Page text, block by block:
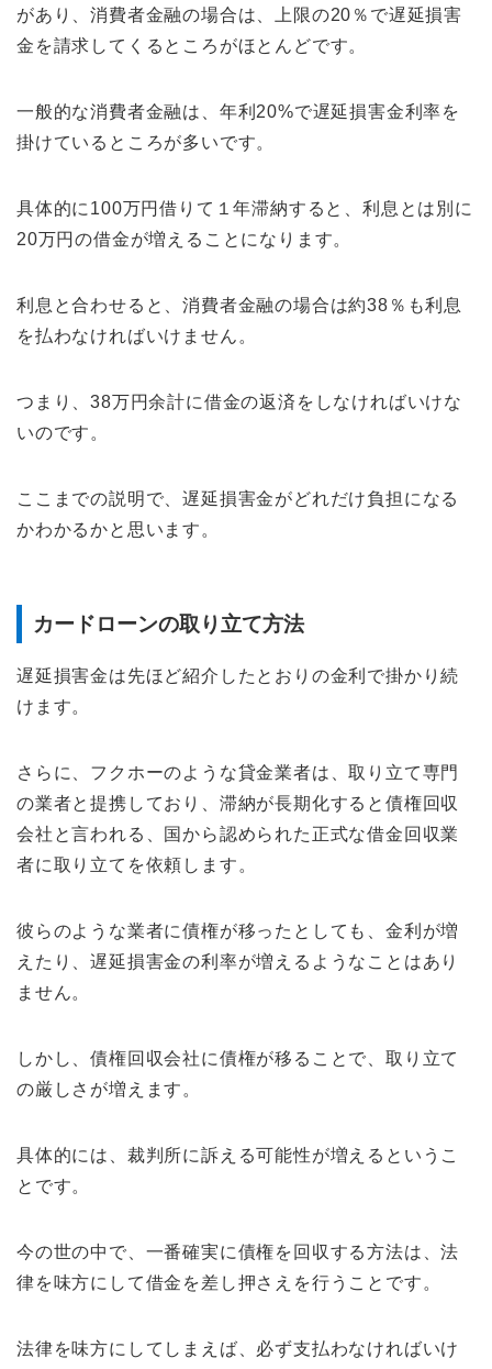
があり、消費者金融の場合は、上限の20％で遅延損害
金を請求してくるところがほとんどです。
一般的な消費者金融は、年利20%で遅延損害金利率を
掛けているところが多いです。
具体的に100万円借りて１年滞納すると、利息とは別に
20万円の借金が増えることになります。
利息と合わせると、消費者金融の場合は約38％も利息
を払わなければいけません。
つまり、38万円余計に借金の返済をしなければいけな
いのです。
ここまでの説明で、遅延損害金がどれだけ負担になる
かわかるかと思います。
カードローンの取り立て方法
遅延損害金は先ほど紹介したとおりの金利で掛かり続
けます。
さらに、フクホーのような貸金業者は、取り立て専門
の業者と提携しており、滞納が長期化すると債権回収
会社と言われる、国から認められた正式な借金回収業
者に取り立てを依頼します。
彼らのような業者に債権が移ったとしても、金利が増
えたり、遅延損害金の利率が増えるようなことはあり
ません。
しかし、債権回収会社に債権が移ることで、取り立て
の厳しさが増えます。
具体的には、裁判所に訴える可能性が増えるというこ
とです。
今の世の中で、一番確実に債権を回収する方法は、法
律を味方にして借金を差し押さえを行うことです。
法律を味方にしてしまえば、必ず支払わなければいけ